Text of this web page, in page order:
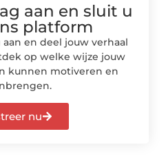
aan en sluit u
platform
en deel jouw verhaal
op welke wijze jouw
kunnen motiveren en
nu